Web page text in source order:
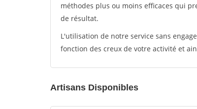
méthodes plus ou moins efficaces qui
de résultat.
L'utilisation de notre service sans
fonction des creux de votre activité et
Artisans Disponibles